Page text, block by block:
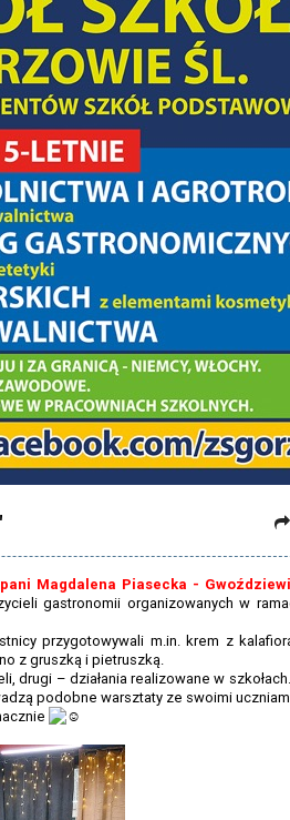
pani Magdalena Piasecka -
gastronomii organizowanych w
przygotowywali m.in. krem z
z gruszką i pietruszką.
drugi – działania realizowane w
podobne warsztaty ze swoimi